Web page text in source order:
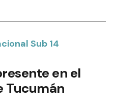
Sub 14
en el
Tucumán